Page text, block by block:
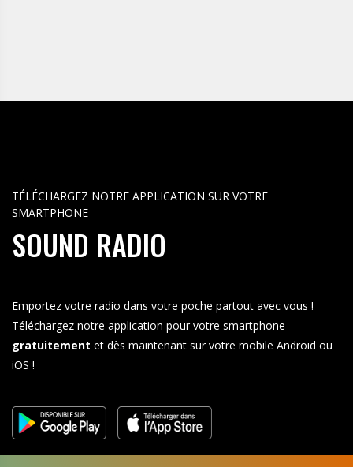
TÉLÉCHARGEZ NOTRE APPLICATION SUR VOTRE
SMARTPHONE
SOUND RADIO
Emportez votre radio dans votre poche partout avec vous !
Téléchargez notre application pour votre smartphone
gratuitement et dès maintenant sur votre mobile Android ou
iOS !